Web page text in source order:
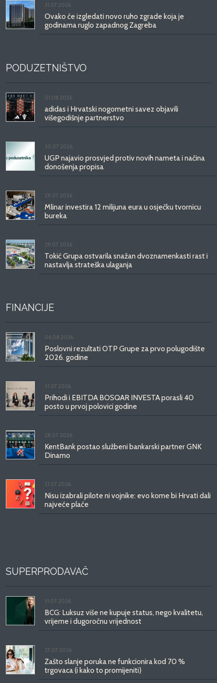
31.07.2026.
Ovako će izgledati novo ruho zgrade koja je
godinama ruglo zapadnog Zagreba
PODUZETNIŠTVO
01.08.2026.
adidas i Hrvatski nogometni savez objavili
višegodišnje partnerstvo
30.07.2026.
UGP najavio prosvjed protiv novih nameta i načina
donošenja propisa
29.07.2026.
Mlinar investira 12 milijuna eura u osječku tvornicu
bureka
29.07.2026.
Tokić Grupa ostvarila snažan dvoznamenkasti rast i
nastavlja strateška ulaganja
FINANCIJE
06.08.2026.
Poslovni rezultati OTP Grupe za prvo polugodište
2026. godine
31.07.2026.
Prihodi i EBITDA BOSQAR INVESTA porasli 40
posto u prvoj polovici godine
28.07.2026.
KentBank postao službeni bankarski partner GNK
Dinamo
21.07.2026.
Nisu izabrali pilote ni vojnike: evo kome bi Hrvati dali
najveće plaće
SUPERPRODAVAČ
31.07.2026.
BCG: Luksuz više ne kupuje status, nego kvalitetu,
vrijeme i dugoročnu vrijednost
27.07.2026.
Zašto slanje poruka ne funkcionira kod 70 %
trgovaca (i kako to promijeniti)